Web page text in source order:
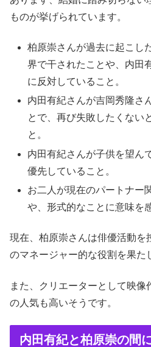
ものが挙げられています。
柏原崇さんが過去に起こし
界で干されたことや、内田
に反対していること。
内田有紀さんが吉岡秀隆さ
とで、再び失敗したくない
と。
内田有紀さんが子供を望ん
優先していること。
お二人が現在のパートナー
や、形式的なことに意味を
現在、柏原崇さんは俳優活動を
のマネージャー的な役割を果た
また、クリエーターとして映
の人気も高いそうです。
内田有紀と柏原崇の間